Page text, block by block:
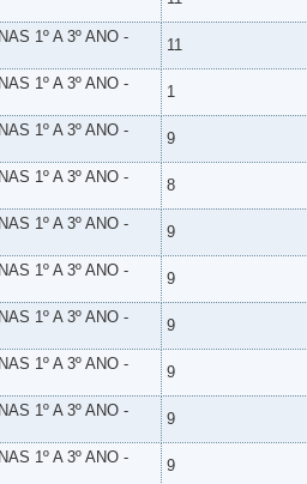
1º A 3º ANO -
11
1º A 3º ANO -
1
1º A 3º ANO -
9
1º A 3º ANO -
8
1º A 3º ANO -
9
1º A 3º ANO -
9
1º A 3º ANO -
9
1º A 3º ANO -
9
1º A 3º ANO -
9
1º A 3º ANO -
9